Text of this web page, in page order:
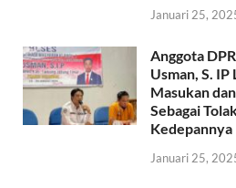
Januari 25,
Anggota
Usman, S. IP
Masukan
Sebagai
Kedepannya
Januari 25,